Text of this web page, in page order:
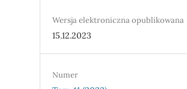
Wersja elektroniczna opublikowana
15.12.2023
Numer